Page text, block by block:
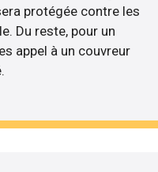
protégée contre les
Du reste, pour un
appel à un couvreur